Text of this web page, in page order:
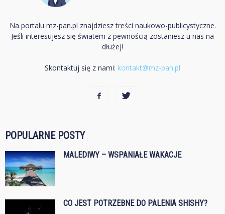
Na portalu mz-pan.pl znajdziesz treści naukowo-publicystyczne.
Jeśli interesujesz się światem z pewnością zostaniesz u nas na
dłużej!
Skontaktuj się z nami: kontakt@mz-pan.pl
POPULARNE POSTY
MALEDIWY – WSPANIAŁE WAKACJE
CO JEST POTRZEBNE DO PALENIA SHISHY?